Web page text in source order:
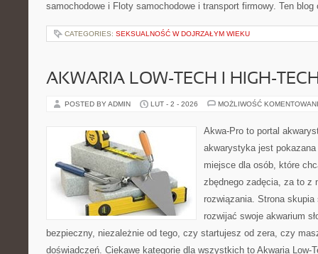
samochodowe i Floty samochodowe i transport firmowy. Ten
CATEGORIES: SEKSUALNOŚĆ W DOJRZAŁYM WIEKU
AKWARIA LOW-TECH I HIGH-
POSTED BY ADMIN LUT - 2 - 2026 MOŻLIWOŚĆ
Akwa-Pro to portal
akwarystyka jest
miejsce dla osób, które
zbędnego zadęcia, za to z
rozwiązania. Strona
rozwijać swoje akwarium
bezpieczny, niezależnie od tego, czy startujesz od zera, czy
doświadczeń. Ciekawe kategorie dla wszystkich to Akwaria Low-